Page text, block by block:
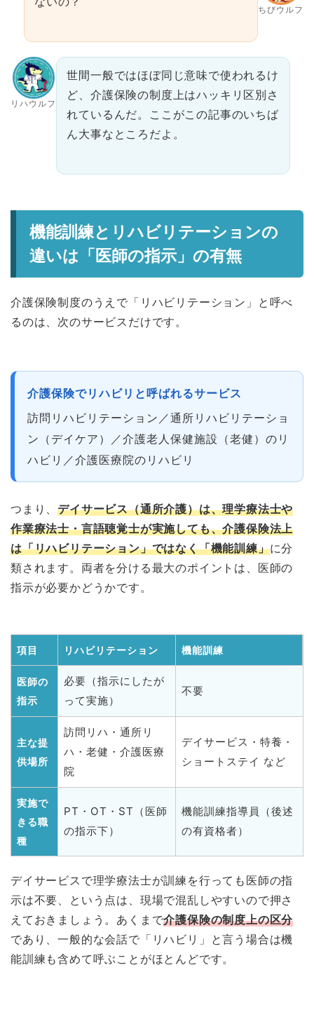
ちびウルフ
リハウルフ
世間一般ではほぼ同じ意味で使われるけ
ど、介護保険の制度上はハッキリ区別さ
れているんだ。ここがこの記事のいちば
ん大事なところだよ。
機能訓練とリハビリテーションの
違いは「医師の指示」の有無
介護保険制度のうえで「リハビリテーション」と呼べ
るのは、次のサービスだけです。
介護保険でリハビリと呼ばれるサービス
訪問リハビリテーション／通所リハビリテーショ
ン（デイケア）／介護老人保健施設（老健）のリ
ハビリ／介護医療院のリハビリ
つまり、デイサービス（通所介護）は、理学療法士や
作業療法士・言語聴覚士が実施しても、介護保険法上
は「リハビリテーション」ではなく「機能訓練」に分
類されます。両者を分ける最大のポイントは、医師の
指示が必要かどうかです。
項目 リハビリテーション 機能訓練
医師の
指示
必要（指示にしたが
って実施）
不要
主な提
供場所
訪問リハ・通所リ
ハ・老健・介護医療
院
デイサービス・特養・
ショートステイ など
実施で
きる職
種
PT・OT・ST（医師
の指示下）
機能訓練指導員（後述
の有資格者）
デイサービスで理学療法士が訓練を行っても医師の指
示は不要、という点は、現場で混乱しやすいので押さ
えておきましょう。あくまで介護保険の制度上の区分
であり、一般的な会話で「リハビリ」と言う場合は機
能訓練も含めて呼ぶことがほとんどです。